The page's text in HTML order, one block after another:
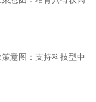
意图：支持科技型中